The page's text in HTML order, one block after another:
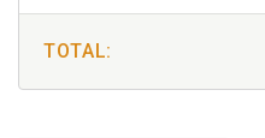
TOTAL: